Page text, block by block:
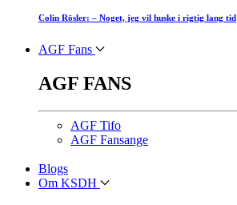
Colin Rösler: – Noget, jeg vil huske i rigtig lang tid
AGF Fans
AGF FANS
AGF Tifo
AGF Fansange
Blogs
Om KSDH